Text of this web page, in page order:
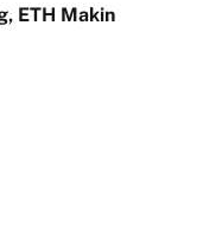
ETH Makin